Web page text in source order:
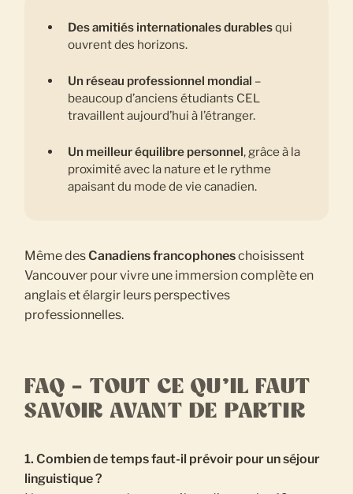
Des amitiés internationales durablesqui
ouvrent des horizons.
Un réseau professionnel mondial –
beaucoup d’anciens étudiants CEL
travaillent aujourd’hui à l’étranger.
Un meilleur équilibre personnel, grâce à la
proximité avec la nature et le rythme
apaisant du mode de vie canadien.
Même desCanadiens francophoneschoisissent
Vancouver pour vivre une immersion complète en
anglais et élargir leurs perspectives
professionnelles.
FAQ – TOUT CE QU’IL FAUT
SAVOIR AVANT DE PARTIR
1. Combien de temps faut-il prévoir pour un séjour
linguistique ?